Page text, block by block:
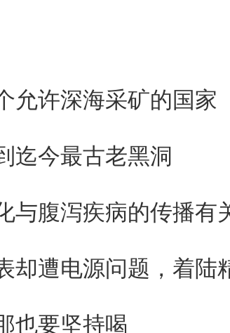
、有凝聚力的单元
线来进行记录。新
性和可扩展性，这
特性差异。
允许深海采矿的国家
迄今最古老黑洞
与腹泻疾病的传播有
也要坚持喝